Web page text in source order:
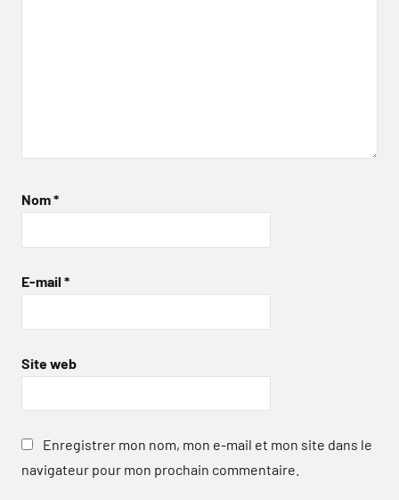
Nom*
E-mail *
Site web
Enregistrer mon nom, mon e-mail et mon site dans le
navigateur pour mon prochain commentaire.